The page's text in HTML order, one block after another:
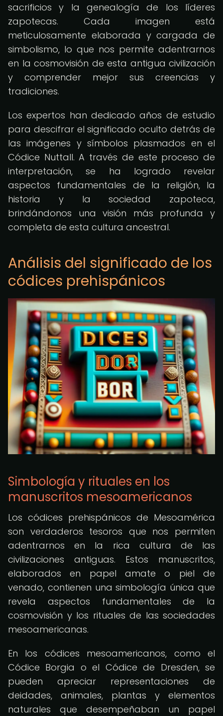
sacrificios y la genealogía de los líderes
zapotecas. Cada imagen está
meticulosamente elaborada y cargada de
simbolismo, lo que nos permite adentrarnos
en la cosmovisión de esta antigua civilización
y comprender mejor sus creencias y
tradiciones.
Los expertos han dedicado años de estudio
para descifrar el significado oculto detrás de
las imágenes y símbolos plasmados en el
Códice Nuttall. A través de este proceso de
interpretación, se ha logrado revelar
aspectos fundamentales de la religión, la
historia y la sociedad zapoteca,
brindándonos una visión más profunda y
completa de esta cultura ancestral.
Análisis del significado de los
códices prehispánicos
Simbología y rituales en los
manuscritos mesoamericanos
Los códices prehispánicos de Mesoamérica
son verdaderos tesoros que nos permiten
adentrarnos en la rica cultura de las
civilizaciones antiguas. Estos manuscritos,
elaborados en papel amate o piel de
venado, contienen una simbología única que
revela aspectos fundamentales de la
cosmovisión y los rituales de las sociedades
mesoamericanas.
En los códices mesoamericanos, como el
Códice Borgia o el Códice de Dresden, se
pueden apreciar representaciones de
deidades, animales, plantas y elementos
naturales que desempeñaban un papel